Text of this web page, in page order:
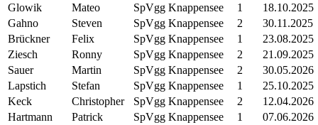
Glowik
Mateo SpVgg Knappensee 1
18.10.2025
Gahno
Steven SpVgg Knappensee 2
30.11.2025
Brückner
Felix SpVgg Knappensee 1
23.08.2025
Ziesch
Ronny SpVgg Knappensee 2
21.09.2025
Sauer
Martin SpVgg Knappensee 2
30.05.2026
Lapstich
Stefan SpVgg Knappensee 1
25.10.2025
Keck
Christopher SpVgg Knappensee 2
12.04.2026
Hartmann
Patrick SpVgg Knappensee 1
07.06.2026